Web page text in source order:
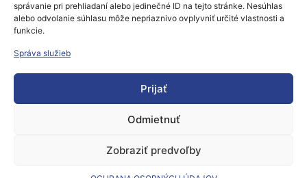
správanie pri prehliadaní alebo jedinečné ID na tejto stránke. Nesúhlas
alebo odvolanie súhlasu môže nepriaznivo ovplyvniť určité vlastnosti a
funkcie.
Správa služieb
Prijať
Odmietnuť
Zobraziť predvoľby
a ďalších 100-miliónov EUR od manažéra
fondu, ktorý ešte musí byť vybraný.
Cieľom druhého fondu je investovať 300-
miliónov EUR v priebehu troch rokov a
pomôcť MSP zakúpiť nové roboty a urýchliť
zavádzanie procesov automatizácie.
Pozastavenie poskytovania štátnej pomoci a
fiškálnych pravidiel EÚ umožnilo Francúzsku